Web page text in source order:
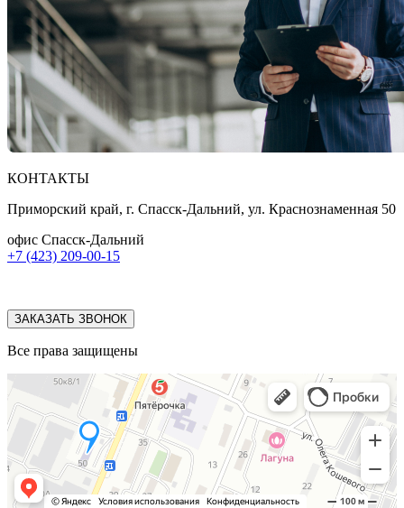
КОНТАКТЫ
Приморский край, г. Спасск-Дальний, ул. Краснознаменная 50
офис Спасск-Дальний
+7 (423) 209-00-15
ЗАКАЗАТЬ ЗВОНОК
Все права защищены